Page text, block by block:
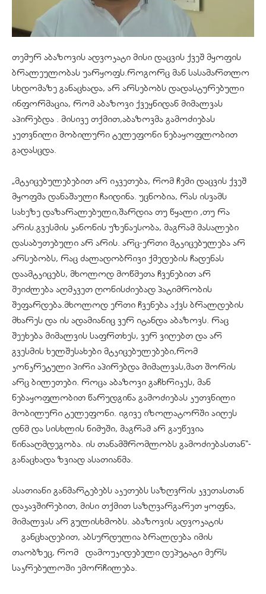
თემურ აბაზოვის ადვოკატი მისი დაცვის ქვეშ მყოფის
ბრალეულობას უარყოფს.როგორც მან სასამართლო
სხდომაზე განაცხადა, არ არსებობს დადასტურებული
ინფორმაცია, რომ აბაზოვი ქვეყნიდან მიმალვას
აპირებდა . მისივე თქმით,აბაზოვმა გამოძიებას
კუთვნილი მობილური ტელეფონი ნებაყოფლობით
გადასცდა.
„მტკიცებულებებით არ იკვეთება, რომ ჩემი დაცვის ქვეშ
მყოფმა დანაშაული ჩაიდინა. უცნობია, რას ისვამს
სახეზე დაზარალებული,შარდია თუ წყალი ,თუ რა
არის.გვესმის კანონის უზენაესობა, მაგრამ მასალები
დასაბუთებული არ არის. არც-ერთი მტკიცებულება არ
არსებობს, რაც ძალადობრივი ქმედების ჩადენას
დაამტკიცებს, მხოლოდ მოწმეთა ჩვენებით არ
შეიძლება აღმკვეთ ღონისძიებად პატიმრობის
შეფარდება.მხოლოდ ერთი ჩვენება აქვს ბრალდების
მხარეს და ის ადამიანიც ვერ იტანდა აბაზოვს. რაც
შეეხება მიმალვის საფრთხეს, ვერ ვიღებთ და არ
გვესმის ხელშესახები მტკიცებულებები,რომ
კონკრეტული პირი აპირებდა მიმალვას,მათ შორის
არც ბილეთები. როცა აბაზოვი გაჩხრიკეს, მან
ნებაყოფლობით წარუდგინა გამოძიებას კუთვნილი
მობილური ტელეფონი. იგივე იზოლატორში აიღეს
დნმ და სისხლის ნიმუში, მაგრამ არ გაუწევია
წინააღმდეგობა. ის თანამშრომლობს გამოძიებასთან“-
განაცხადა ზვიად ასათიანმა.
ასათიანი განმარტებებს აკეთებს საზღვრის კვეთასთან
დაკავშირებით, მისი თქმით საზღვარგარეთ ყოფნა,
მიმალვას არ გულისხმობს. აბაზოვის ადვოკატის
განცხადებით, აბსურდულია ბრალდება იმის
თაობზეც, რომ დამოუკიდებელი დეპუტატი მერს
საკრებულოში ემორჩილება.